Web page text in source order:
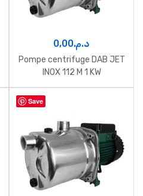
د.م.0,00
Pompe centrifuge DAB JET
INOX 112 M 1 KW
Save